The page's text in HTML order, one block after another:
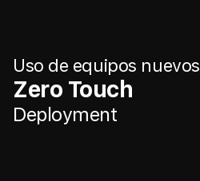
Uso de equipos
Zero Touch
Deployment